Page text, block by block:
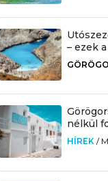
– ezek
nélkül
HÍREK /